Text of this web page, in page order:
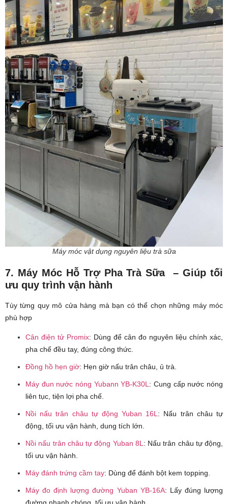
Máy móc vật dụng nguyên liệu trà sữa
7. Máy Móc Hỗ Trợ Pha Trà Sữa – Giúp tối
ưu quy trình vận hành
Tùy từng quy mô cửa hàng mà bạn có thể chọn những máy móc
phù hợp
Cân điện tử Promix: Dùng để cân đo nguyên liệu chính xác,
pha chế đều tay, đúng công thức.
Đồng hồ hẹn giờ: Hẹn giờ nấu trân châu, ủ trà.
Máy đun nước nóng Yubann YB-K30L: Cung cấp nước nóng
liên tục, tiện lợi pha chế.
Nồi nấu trân châu tự động Yuban 16L: Nấu trân châu tự
động, tối ưu vận hành, dung tích lớn.
Nồi nấu trân châu tự động Yuban 8L: Nấu trân châu tự động,
tối ưu vận hành.
Máy đánh trứng cầm tay: Dùng để đánh bột kem topping.
Máy đo định lượng đường Yuban YB-16A: Lấy đúng lượng